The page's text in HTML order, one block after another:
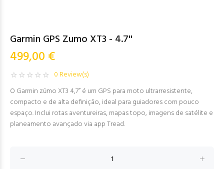
Garmin GPS Zumo XT3 - 4.7''
499,00 €
0 Review(s)
O Garmin zūmo XT3 4,7” é um GPS para moto ultrarresistente,
compacto e de alta definição, ideal para guiadores com pouco
espaço. Inclui rotas aventureiras, mapas topo, imagens de satélite e
planeamento avançado via app Tread.